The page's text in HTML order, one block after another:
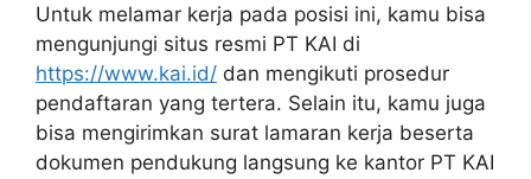
Untuk melamar kerja pada posisi ini, kamu bisa
mengunjungi situs resmi PT KAI di
https://www.kai.id/ dan mengikuti prosedur
pendaftaran yang tertera. Selain itu, kamu juga
bisa mengirimkan surat lamaran kerja beserta
dokumen pendukung langsung ke kantor PT KAI